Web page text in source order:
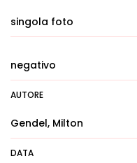
singola foto
negativo
AUTORE
Gendel, Milton
DATA